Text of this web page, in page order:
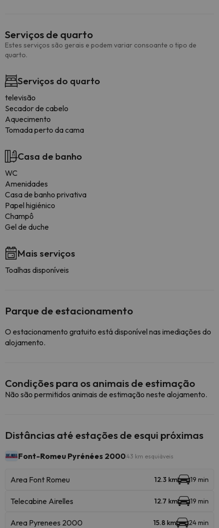
Serviços de quarto
Estes serviços são gerais e podem variar consoante o tipo de
quarto.
Serviços do quarto
televisão
Secador de cabelo
Aquecimento
Tomada perto da cama
Casa de banho
WC
Amenidades
Casa de banho privativa
Papel higiénico
Champô
Gel de duche
Mais serviços
Toalhas disponíveis
Parque de estacionamento
O estacionamento gratuito está disponível nas imediações do
alojamento.
Condições para os animais de estimação
Não são permitidos animais de estimação neste alojamento.
Distâncias até estações de esqui próximas
Font-Romeu Pyrénées 200043 km esquiáveis
Area Font Romeu 12.3 km 19 min
Telecabine Airelles 12.7 km 19 min
Area Pyrenees 2000 15.8 km 24 min